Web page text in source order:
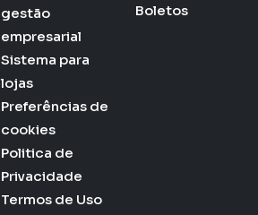
gestão
empresarial
Sistema para
lojas
Preferências de
cookies
Politica de
Privacidade
Termos de Uso
Boletos